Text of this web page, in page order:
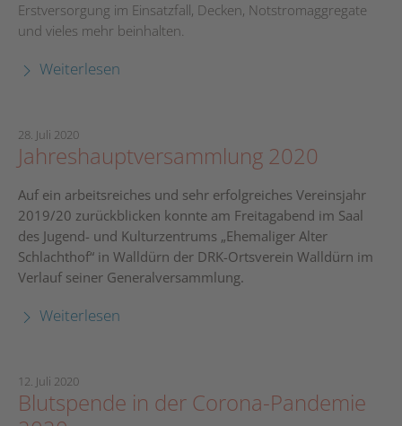
Erstversorgung im Einsatzfall, Decken, Notstromaggregate
und vieles mehr beinhalten.
Weiterlesen
28. Juli 2020
Jahreshauptversammlung 2020
Auf ein arbeitsreiches und sehr erfolgreiches Vereinsjahr
2019/20 zurückblicken konnte am Freitagabend im Saal
des Jugend- und Kulturzentrums „Ehemaliger Alter
Schlachthof“ in Walldürn der DRK-Ortsverein Walldürn im
Verlauf seiner Generalversammlung.
Weiterlesen
12. Juli 2020
Blutspende in der Corona-Pandemie